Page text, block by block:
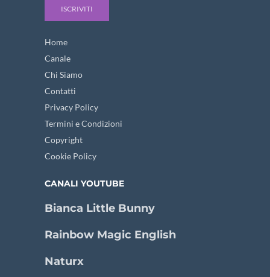
ISCRIVITI
Home
Canale
Chi Siamo
Contatti
Privacy Policy
Termini e Condizioni
Copyright
Cookie Policy
CANALI YOUTUBE
Bianca Little Bunny
Rainbow Magic English
Naturx